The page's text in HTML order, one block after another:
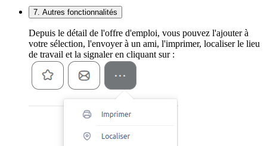
7. Autres fonctionnalités
Depuis le détail de l'offre d'emploi, vous pouvez l'ajouter à
votre sélection, l'envoyer à un ami, l'imprimer, localiser le lieu
de travail et la signaler en cliquant sur :